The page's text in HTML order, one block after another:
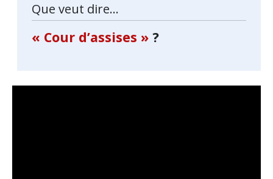
Que veut dire...
« Cour d’assises » ?